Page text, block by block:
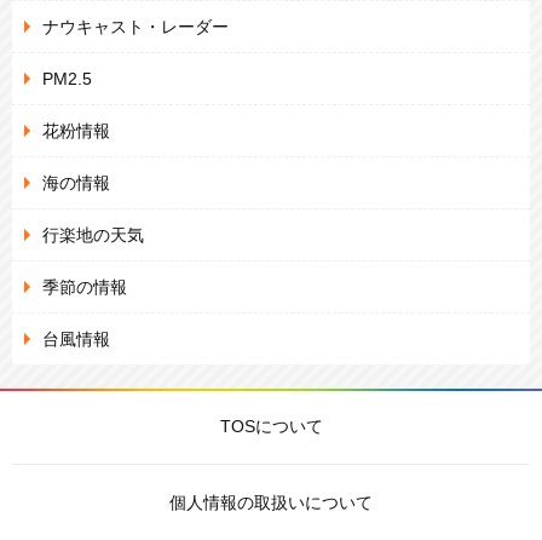
ナウキャスト・レーダー
PM2.5
花粉情報
海の情報
行楽地の天気
季節の情報
台風情報
TOSについて
個人情報の取扱いについて